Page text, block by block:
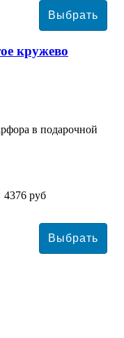
кружево
в подарочной
4376 руб